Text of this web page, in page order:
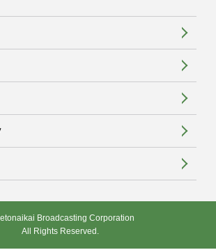
Broadcasting Corporation
All Rights Reserved.